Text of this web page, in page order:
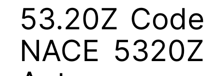
53.20Z Code
NACE 5320Z